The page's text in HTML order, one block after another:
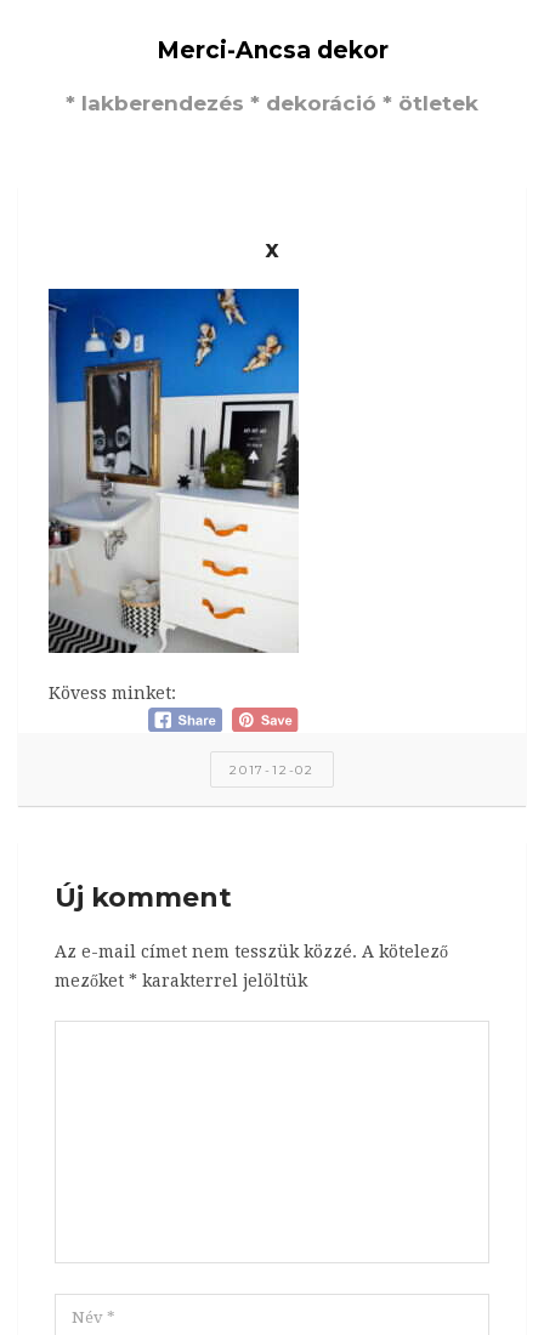
Merci-Ancsa dekor
* lakberendezés * dekoráció * ötletek
x
Kövess minket:
2017-12-02
Új komment
Az e-mail címet nem tesszük közzé. A kötelező
mezőket * karakterrel jelöltük